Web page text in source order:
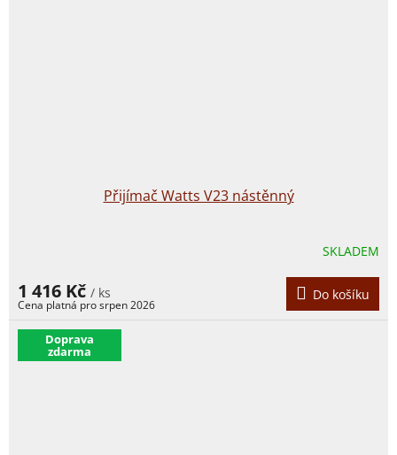
Přijímač Watts V23 nástěnný
SKLADEM
1 416 Kč / ks Do košíku
​Doprava
zdarma